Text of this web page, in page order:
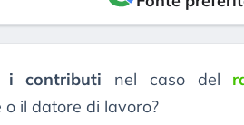
i contributi nel caso del
il datore di lavoro?